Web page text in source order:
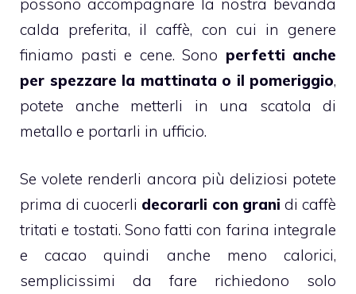
possono accompagnare la nostra bevanda
calda preferita, il caffè, con cui in genere
finiamo pasti e cene. Sono perfetti anche
per spezzare la mattinata o il pomeriggio,
potete anche metterli in una scatola di
metallo e portarli in ufficio.
Se volete renderli ancora più deliziosi potete
prima di cuocerli decorarli con grani dicaffè
tritati e tostati. Sono fatti con farina integrale
ecacao quindi anche meno calorici,
semplicissimi da fare richiedono solo